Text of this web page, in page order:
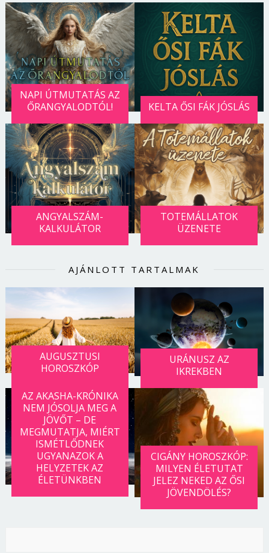
NAPI ÚTMUTATÁS AZ
ŐRANGYALODTÓL!
KELTA ŐSI FÁK JÓSLÁS
ANGYALSZÁM-
KALKULÁTOR
TOTEMÁLLATOK
ÜZENETE
AJÁNLOTT TARTALMAK
AUGUSZTUSI
HOROSZKÓP
URÁNUSZ AZ
IKREKBEN
AZ AKASHA-KRÓNIKA
NEM JÓSOLJA MEG A
JÖVŐT – DE
MEGMUTATJA, MIÉRT
ISMÉTLŐDNEK
UGYANAZOK A
HELYZETEK AZ
ÉLETÜNKBEN
CIGÁNY HOROSZKÓP:
MILYEN ÉLETUTAT
JELEZ NEKED AZ ŐSI
JÖVENDÖLÉS?